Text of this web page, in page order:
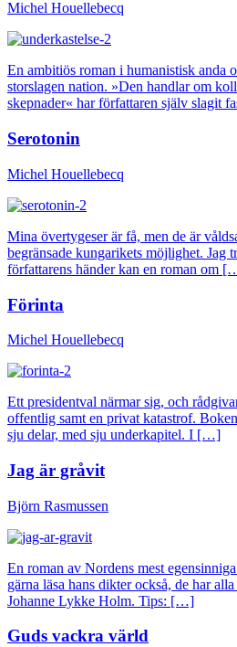
Michel Houellebecq
En ambitiös roman i humanistisk anda
storslagen nation. »Den handlar om
skepnader« har författaren själv slagit
Serotonin
Michel Houellebecq
Mina övertygeser är få, men de är
begränsade kungarikets möjlighet. Jag
författarens händer kan en roman om
Förinta
Michel Houellebecq
Ett presidentval närmar sig, och
offentlig samt en privat katastrof.
sju delar, med sju underkapitel. I […]
Jag är gråvit
Björn Rasmussen
En roman av Nordens mest
gärna läsa hans dikter också, de har
Johanne Lykke Holm. Tips: […]
Guds vackra värld